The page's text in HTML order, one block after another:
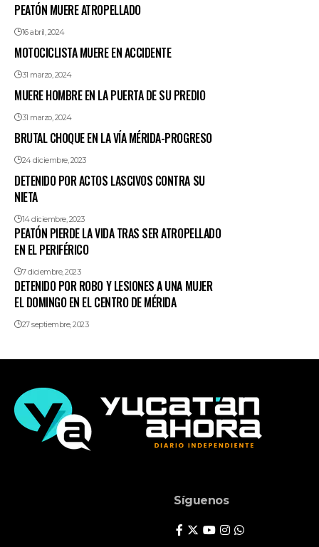
PEATÓN MUERE ATROPELLADO
16 abril, 2024
MOTOCICLISTA MUERE EN ACCIDENTE
31 marzo, 2024
MUERE HOMBRE EN LA PUERTA DE SU PREDIO
31 marzo, 2024
BRUTAL CHOQUE EN LA VÍA MÉRIDA-PROGRESO
24 diciembre, 2023
DETENIDO POR ACTOS LASCIVOS CONTRA SU
NIETA
14 diciembre, 2023
PEATÓN PIERDE LA VIDA TRAS SER ATROPELLADO
EN EL PERIFÉRICO
7 diciembre, 2023
DETENIDO POR ROBO Y LESIONES A UNA MUJER
EL DOMINGO EN EL CENTRO DE MÉRIDA
27 septiembre, 2023
Síguenos